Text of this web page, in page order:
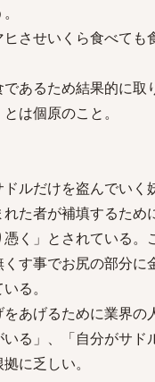
させいくら食べて
あるため結果的に取
は個原のこと。
ルだけを盗んでい
た者が補填するた
く」とされている。
す事でお尻の部分
る。
をあげるために業界
る」、「自分がサ
に乏しい。